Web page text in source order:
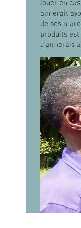
louer en
aimerait
de ses
produits est
J’aimerais